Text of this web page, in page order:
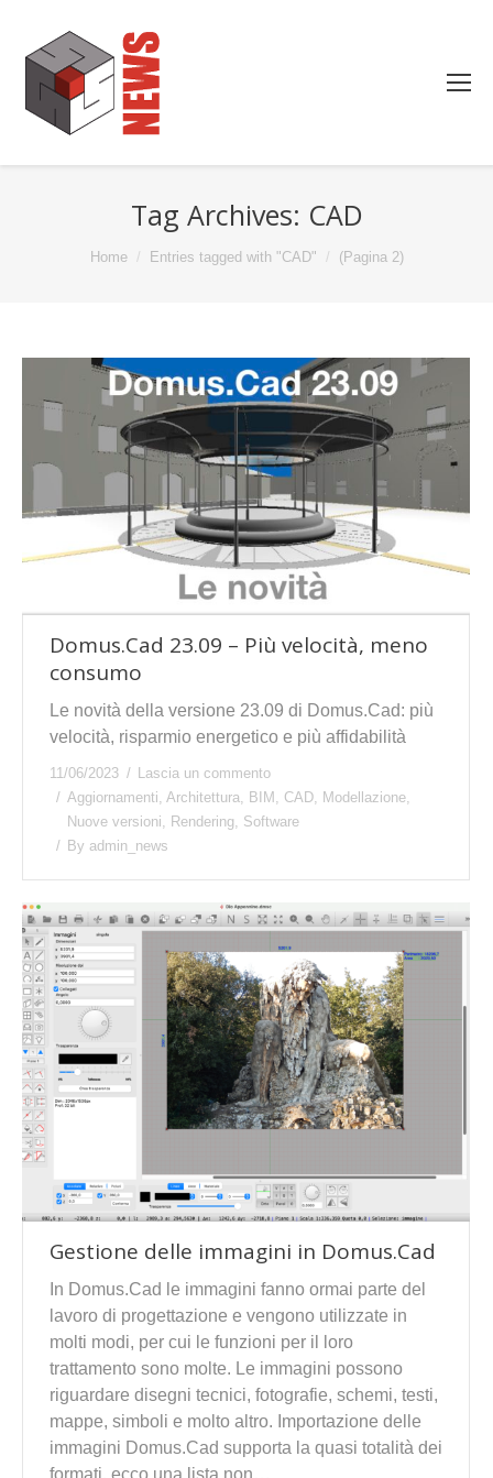
Tag Archives: CAD
You are here:
Home Entries tagged with "CAD" (Pagina 2)
Domus.Cad 23.09 – Più velocità, meno
consumo
Le novità della versione 23.09 di Domus.Cad: più
velocità, risparmio energetico e più affidabilità
11/06/2023
Lascia un commento
Aggiornamenti Architettura BIM CAD Modellazione
Nuove versioni
Rendering
Software
By admin_news
Gestione delle immagini in Domus.Cad
In Domus.Cad le immagini fanno ormai parte del
lavoro di progettazione e vengono utilizzate in
molti modi, per cui le funzioni per il loro
trattamento sono molte. Le immagini possono
riguardare disegni tecnici, fotografie, schemi, testi,
mappe, simboli e molto altro. Importazione delle
immagini Domus.Cad supporta la quasi totalità dei
formati, ecco una lista non…